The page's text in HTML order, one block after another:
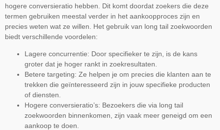
hogere conversieratio hebben. Dit komt doordat zoekers die deze
termen gebruiken meestal verder in het aankoopproces zijn en
precies weten wat ze willen. Het gebruik van long tail zoekwoorden
biedt verschillende voordelen:
Lagere concurrentie: Door specifieker te zijn, is de kans
groter dat je hoger rankt in zoekresultaten.
Betere targeting: Ze helpen je om precies die klanten aan te
trekken die geïnteresseerd zijn in jouw specifieke producten
of diensten.
Hogere conversieratio’s: Bezoekers die via long tail
zoekwoorden binnenkomen, zijn vaak meer geneigd om een
aankoop te doen.